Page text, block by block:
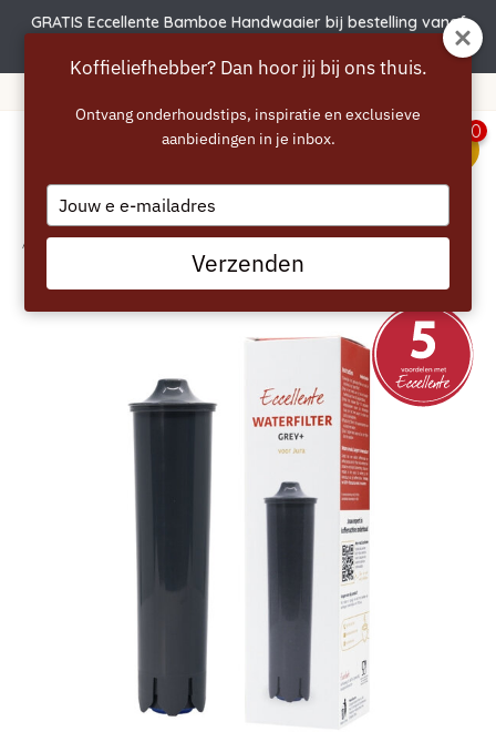
GRATIS Eccellente Bamboe Handwaaier bij bestelling vanaf
0
Accueil
Koffieliefhebber? Dan hoor jij bij ons thuis.
Ontvang onderhoudstips, inspiratie en exclusieve
aanbiedingen in je inbox.
Type
your
email
Verzenden